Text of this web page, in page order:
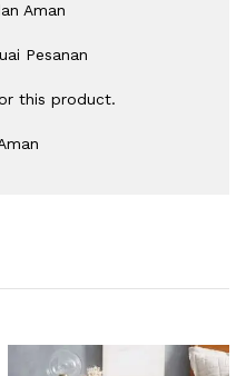
Aman
Pesanan
this product.